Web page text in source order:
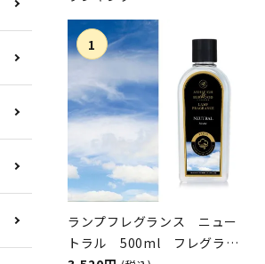
ランプフレグランス ニュー
トラル 500ml フレグラン